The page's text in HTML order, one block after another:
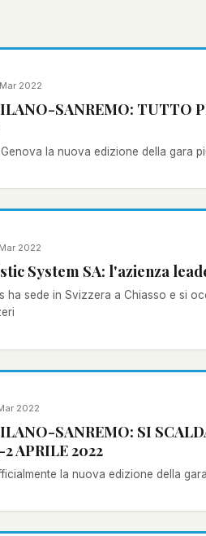
2022
SANREMO: TUTTO
la nuova edizione della gara
2022
System SA: l'azienza
ha sede in Svizzera a Chiasso e si
2022
SANREMO: SI
APRILE 2022
la nuova edizione della